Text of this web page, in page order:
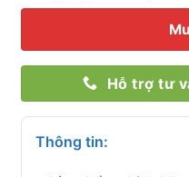
Hỗ trợ tư
Thông tin: